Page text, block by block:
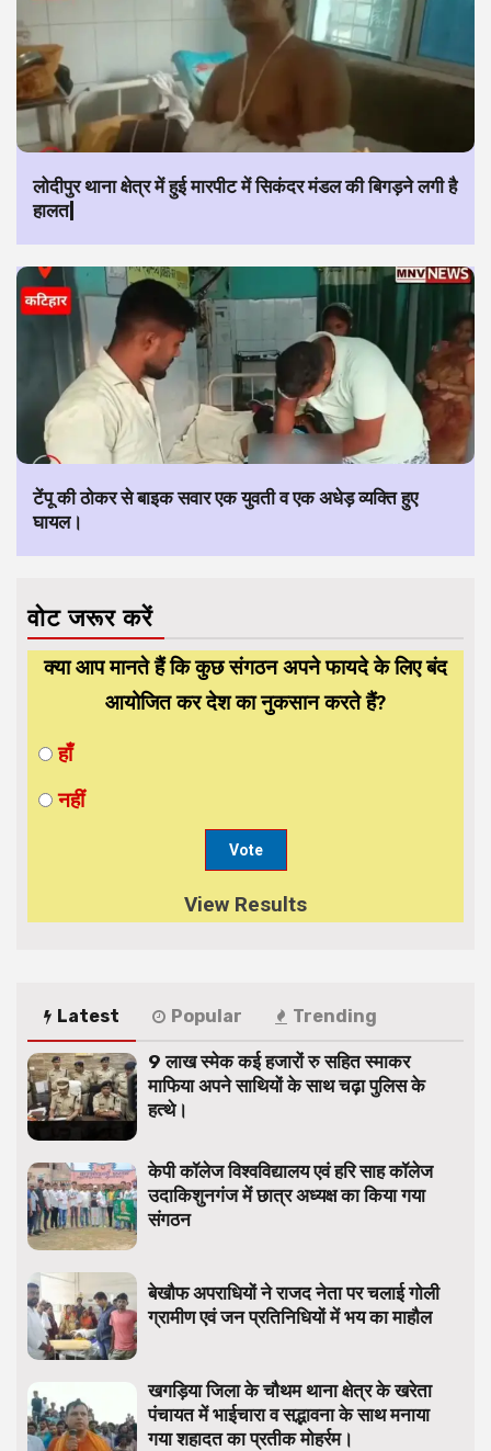
लोदीपुर थाना क्षेत्र में हुई मारपीट में सिकंदर मंडल की बिगड़ने लगी है
हालत|
टेंपू की ठोकर से बाइक सवार एक युवती व एक अधेड़ व्यक्ति हुए
घायल।
वोट जरूर करें
क्या आप मानते हैं कि कुछ संगठन अपने फायदे के लिए बंद
आयोजित कर देश का नुकसान करते हैं?
हाँ
नहीं
View Results
Latest Popular Trending
9 लाख स्मेक कई हजारों रु सहित स्माकर
माफिया अपने साथियों के साथ चढ़ा पुलिस के
हत्थे।
केपी कॉलेज विश्वविद्यालय एवं हरि साह कॉलेज
उदाकिशुनगंज में छात्र अध्यक्ष का किया गया
संगठन
बेखौफ अपराधियों ने राजद नेता पर चलाई गोली
ग्रामीण एवं जन प्रतिनिधियों में भय का माहौल
खगड़िया जिला के चौथम थाना क्षेत्र के खरेता
पंचायत में भाईचारा व सद्भावना के साथ मनाया
गया शहादत का प्रतीक मोहर्रम।